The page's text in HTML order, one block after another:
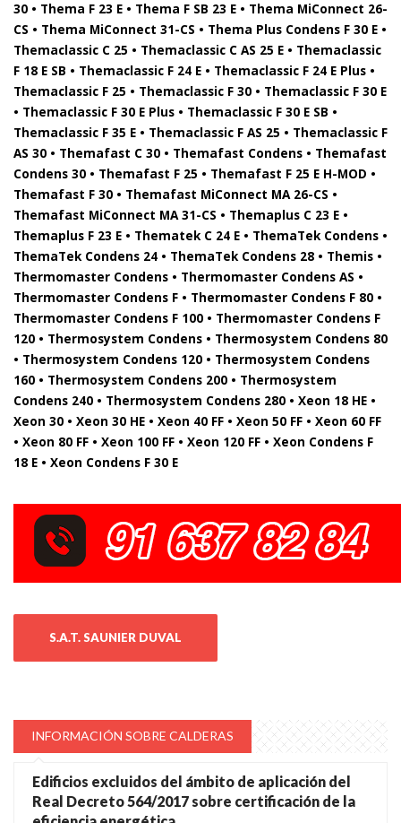
30 • Thema F 23 E • Thema F SB 23 E • Thema MiConnect 26-
CS • Thema MiConnect 31-CS • Thema Plus Condens F 30 E •
Themaclassic C 25 • Themaclassic C AS 25 E • Themaclassic
F 18 E SB • Themaclassic F 24 E • Themaclassic F 24 E Plus •
Themaclassic F 25 • Themaclassic F 30 • Themaclassic F 30 E
• Themaclassic F 30 E Plus • Themaclassic F 30 E SB •
Themaclassic F 35 E • Themaclassic F AS 25 • Themaclassic F
AS 30 • Themafast C 30 • Themafast Condens • Themafast
Condens 30 • Themafast F 25 • Themafast F 25 E H-MOD •
Themafast F 30 • Themafast MiConnect MA 26-CS •
Themafast MiConnect MA 31-CS • Themaplus C 23 E •
Themaplus F 23 E • Thematek C 24 E • ThemaTek Condens •
ThemaTek Condens 24 • ThemaTek Condens 28 • Themis •
Thermomaster Condens • Thermomaster Condens AS •
Thermomaster Condens F • Thermomaster Condens F 80 •
Thermomaster Condens F 100 • Thermomaster Condens F
120 • Thermosystem Condens • Thermosystem Condens 80
• Thermosystem Condens 120 • Thermosystem Condens
160 • Thermosystem Condens 200 • Thermosystem
Condens 240 • Thermosystem Condens 280 • Xeon 18 HE •
Xeon 30 • Xeon 30 HE • Xeon 40 FF • Xeon 50 FF • Xeon 60 FF
• Xeon 80 FF • Xeon 100 FF • Xeon 120 FF • Xeon Condens F
18 E • Xeon Condens F 30 E
S.A.T. SAUNIER DUVAL
INFORMACIÓN SOBRE CALDERAS
Edificios excluidos del ámbito de aplicación del
Real Decreto 564/2017 sobre certificación de la